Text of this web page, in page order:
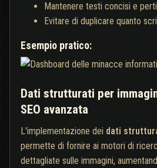
Mantenere testi concisi e
Evitare di duplicare quanto
Esempio pratico:
Dati strutturati per
SEO avanzata
L'implementazione dei dati
permette di fornire ai motori di
dettagliate sulle immagini,